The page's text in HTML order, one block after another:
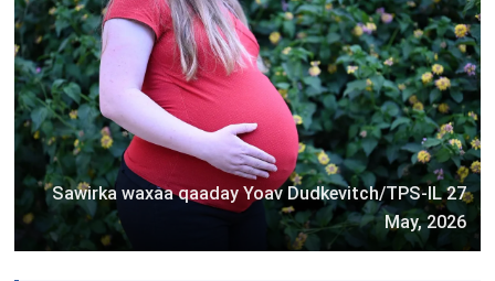
Sawirka waxaa qaaday Yoav Dudkevitch/TPS-IL 27
May, 2026